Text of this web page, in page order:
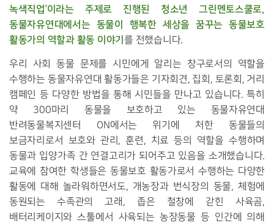
녹색직업’이라는 주제로 진행된 청소년 그린멘토스쿨로,
동물자유연대에서는 동물이 행복한 세상을 꿈꾸는 동물보호
활동가의 역할과 활동 이야기를 전했습니다.
우리 사회 동물 문제를 시민에게 알리는 창구로서의 역할을
수행하는 동물자유연대 활동가들은 기자회견, 집회, 토론회, 거리
캠페인 등 다양한 방법을 통해 시민들을 만나고 있습니다. 특히
약 300마리 동물을 보호하고 있는 동물자유연대
반려동물복지센터 ON에서는 위기에 처한 동물들의
보금자리로서 보호와 관리, 훈련, 치료 등의 역할을 수행하며
동물과 입양가족 간 연결고리가 되어주고 있음을 소개했습니다.
교육에 참여한 학생들은 동물보호 활동가로서 수행하는 다양한
활동에 대해 놀라워하면서도, 개농장과 번식장의 동물, 체험에
동원되는 수족관의 고래, 좁은 철창에 갇힌 사육곰,
배터리케이지와 스툴에서 사육되는 농장동물 등 인간에 의해